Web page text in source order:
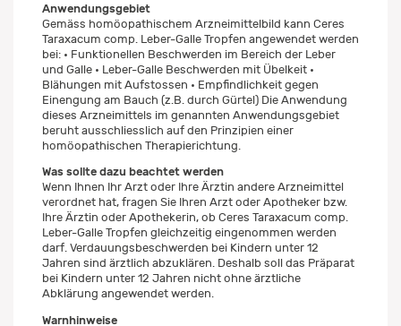
Anwendungsgebiet
Gemäss homöopathischem Arzneimittelbild kann Ceres
Taraxacum comp. Leber-Galle Tropfen angewendet werden
bei: • Funktionellen Beschwerden im Bereich der Leber
und Galle • Leber-Galle Beschwerden mit Übelkeit •
Blähungen mit Aufstossen • Empfindlichkeit gegen
Einengung am Bauch (z.B. durch Gürtel) Die Anwendung
dieses Arzneimittels im genannten Anwendungsgebiet
beruht ausschliesslich auf den Prinzipien einer
homöopathischen Therapierichtung.
Was sollte dazu beachtet werden
Wenn Ihnen Ihr Arzt oder Ihre Ärztin andere Arzneimittel
verordnet hat, fragen Sie Ihren Arzt oder Apotheker bzw.
Ihre Ärztin oder Apothekerin, ob Ceres Taraxacum comp.
Leber-Galle Tropfen gleichzeitig eingenommen werden
darf. Verdauungsbeschwerden bei Kindern unter 12
Jahren sind ärztlich abzuklären. Deshalb soll das Präparat
bei Kindern unter 12 Jahren nicht ohne ärztliche
Abklärung angewendet werden.
Warnhinweise